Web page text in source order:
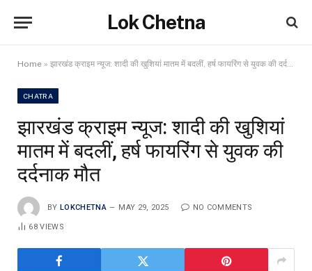
Lok Chetna
Home » झारखंड क्राइम न्यूज: शादी की खुशियां मातम में बदलीं, हर्ष फायरिंग से युवक की दर्दनाक मौत
CHATRA
झारखंड क्राइम न्यूज: शादी की खुशियां
मातम में बदलीं, हर्ष फायरिंग से युवक की
दर्दनाक मौत
BY LOKCHETNA MAY 29, 2025 NO COMMENTS
68VIEWS